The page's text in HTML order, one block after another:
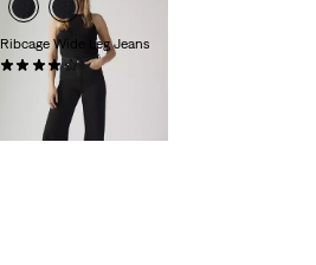
Ribcage Wide Leg Jeans
(1122)
130,00 €